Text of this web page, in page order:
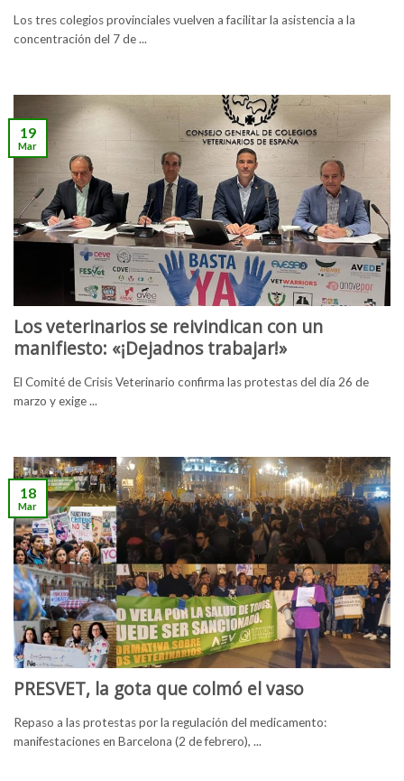
Los tres colegios provinciales vuelven a facilitar la asistencia a la
concentración del 7 de ...
Los veterinarios se reivindican con un
manifiesto: «¡Dejadnos trabajar!»
El Comité de Crisis Veterinario confirma las protestas del día 26 de
marzo y exige ...
19
Mar
PRESVET, la gota que colmó el vaso
Repaso a las protestas por la regulación del medicamento:
manifestaciones en Barcelona (2 de febrero), ...
18
Mar